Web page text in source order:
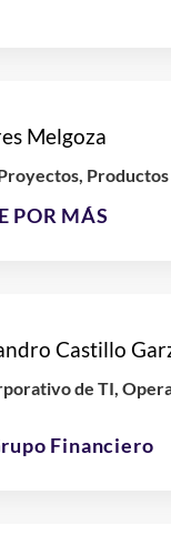
Melgoza
Productos
POR MÁS
Castillo
de TI,
Financiero